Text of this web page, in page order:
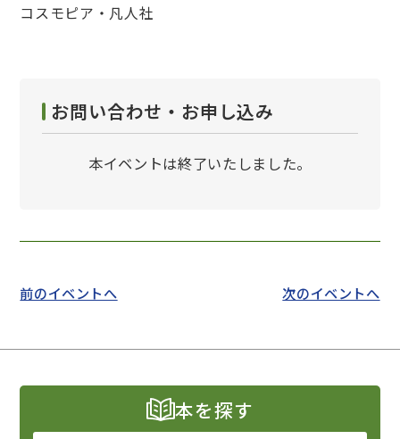
コスモピア・凡人社
お問い合わせ・お申し込み
本イベントは終了いたしました。
前のイベントへ 次のイベントへ
本を探す